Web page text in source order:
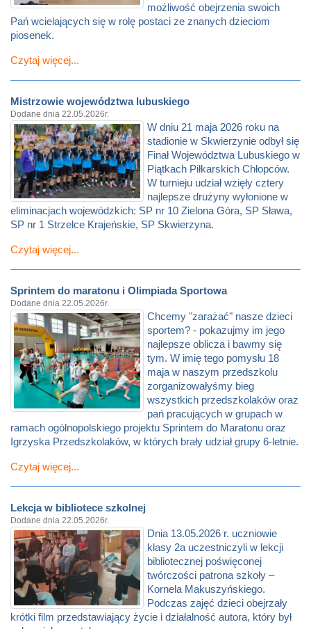
możliwość obejrzenia swoich
Pań wcielających się w rolę postaci ze znanych dzieciom
piosenek.
Czytaj więcej...
Mistrzowie województwa lubuskiego
Dodane dnia 22.05.2026r.
W dniu 21 maja 2026 roku na
stadionie w Skwierzynie odbył się
Finał Województwa Lubuskiego w
Piątkach Piłkarskich Chłopców.
W turnieju udział wzięły cztery
najlepsze drużyny wyłonione w
eliminacjach wojewódzkich: SP nr 10 Zielona Góra, SP Sława,
SP nr 1 Strzelce Krajeńskie, SP Skwierzyna.
Czytaj więcej...
Sprintem do maratonu i Olimpiada Sportowa
Dodane dnia 22.05.2026r.
Chcemy "zarażać" nasze dzieci
sportem? - pokazujmy im jego
najlepsze oblicza i bawmy się
tym. W imię tego pomysłu 18
maja w naszym przedszkolu
zorganizowałyśmy bieg
wszystkich przedszkolaków oraz
pań pracujących w grupach w
ramach ogólnopolskiego projektu Sprintem do Maratonu oraz
Igrzyska Przedszkolaków, w których brały udział grupy 6-letnie.
Czytaj więcej...
Lekcja w bibliotece szkolnej
Dodane dnia 22.05.2026r.
Dnia 13.05.2026 r. uczniowie
klasy 2a uczestniczyli w lekcji
bibliotecznej poświęconej
twórczości patrona szkoły –
Kornela Makuszyńskiego.
Podczas zajęć dzieci obejrzały
krótki film przedstawiający życie i działalność autora, który był